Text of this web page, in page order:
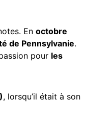
En octobre
de Pennsylvanie.
pour les
, lorsqu’il était à son